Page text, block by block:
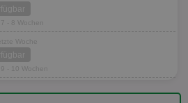
- 8 Wochen
Woche
- 10 Wochen